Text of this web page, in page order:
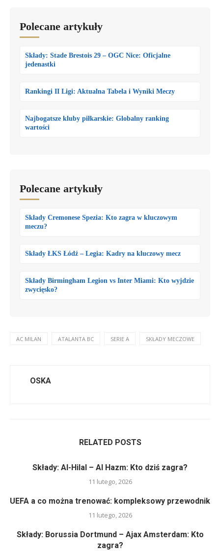
Polecane artykuły
Składy: Stade Brestois 29 – OGC Nice: Oficjalne
jedenastki
Rankingi II Ligi: Aktualna Tabela i Wyniki Meczy
Najbogatsze kluby piłkarskie: Globalny ranking
wartości
Polecane artykuły
Składy Cremonese Spezia: Kto zagra w kluczowym
meczu?
Składy ŁKS Łódź – Legia: Kadry na kluczowy mecz
Składy Birmingham Legion vs Inter Miami: Kto wyjdzie
zwycięsko?
AC MILAN ATALANTA BC SERIE A SKŁADY MECZOWE
OSKA
RELATED POSTS
Składy: Al-Hilal – Al Hazm: Kto dziś zagra?
11 lutego, 2026
UEFA a co można trenować: kompleksowy przewodnik
11 lutego, 2026
Składy: Borussia Dortmund – Ajax Amsterdam: Kto
zagra?